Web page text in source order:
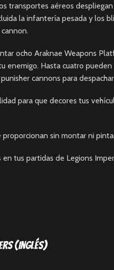
transportes aéreos
la infantería pesada y los
ocho Araknae Weapons
Hasta cuatro
cannons para
para que decores tus
proporcionan sin montar ni
tus partidas de Legions
(Inglés)